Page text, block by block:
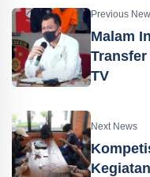
Previous
Malam
Transfer
TV
Next News